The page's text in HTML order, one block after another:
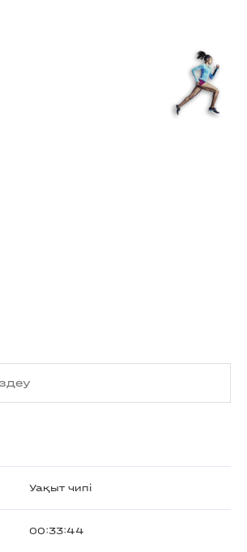
Уақыт чипі
00:33:44